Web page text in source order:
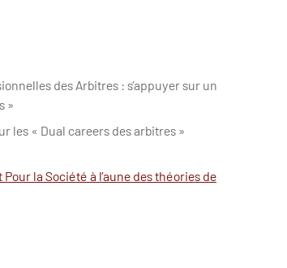
des Arbitres : s’appuyer sur un
»
les « Dual careers des arbitres »
la Société à l’aune des théories de